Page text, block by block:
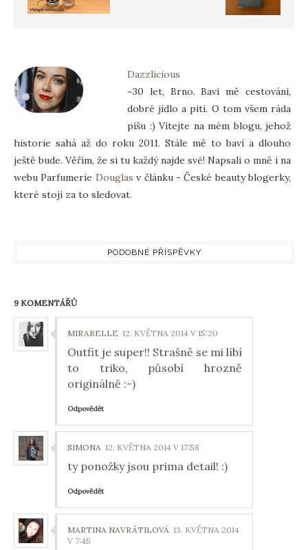
Dazzlicious
~30 let, Brno. Baví mě cestování,
dobré jídlo a pití. O tom všem ráda
píšu :) Vítejte na mém blogu, jehož
historie sahá až do roku 2011. Stále mě to baví a dlouho
ještě bude. Věřím, že si tu každý najde své! Napsali o mně i na
webu Parfumerie Douglas v článku - České beauty blogerky,
které stojí za to sledovat.
PODOBNÉ PŘÍSPĚVKY
9 KOMENTÁŘŮ
MIRABELLE 12. KVĚTNA 2014 V 15:20
Outfit je super!! Strašně se mi líbí
to triko, působí hrozně
originálně :-)
Odpovědět
SIMONA 12. KVĚTNA 2014 V 17:58
ty ponožky jsou prima detail! :)
Odpovědět
MARTINA NAVRÁTILOVÁ 13. KVĚTNA 2014
V 7:45